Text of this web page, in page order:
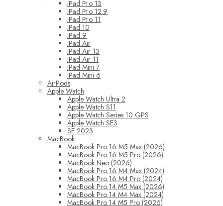
iPad Pro 13
iPad Pro 12.9
iPad Pro 11
iPad 10
iPad 9
iPad Air
iPad Air 13
iPad Air 11
iPad Mini 7
iPad Mini 6
AirPods
Apple Watch
Apple Watch Ultra 2
Apple Watch S11
Apple Watch Series 10 GPS
Apple Watch SE3
SE 2023
MacBook
MacBook Pro 16 M5 Max (2026)
MacBook Pro 16 M5 Pro (2026)
MacBook Neo (2026)
MacBook Pro 16 M4 Max (2024)
MacBook Pro 16 M4 Pro (2024)
MacBook Pro 14 M5 Max (2026)
MacBook Pro 14 M4 Max (2024)
MacBook Pro 14 M5 Pro (2026)